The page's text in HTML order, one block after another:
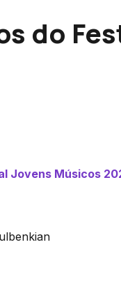
do
Jovens Músicos